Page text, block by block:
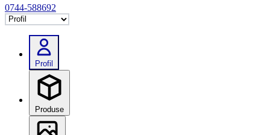
0744-588692
Selectează tab
Profil
Produse